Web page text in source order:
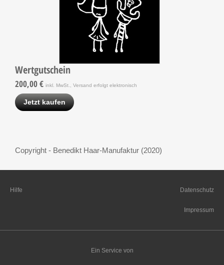
Wertgutschein
200,00 € inkl. MwSt., Versand erfolgt elektronisch
Jetzt kaufen
Copyright - Benedikt Haar-Manufaktur (2020)
Ein Service von
Hilfe Datenschutz
Impressum